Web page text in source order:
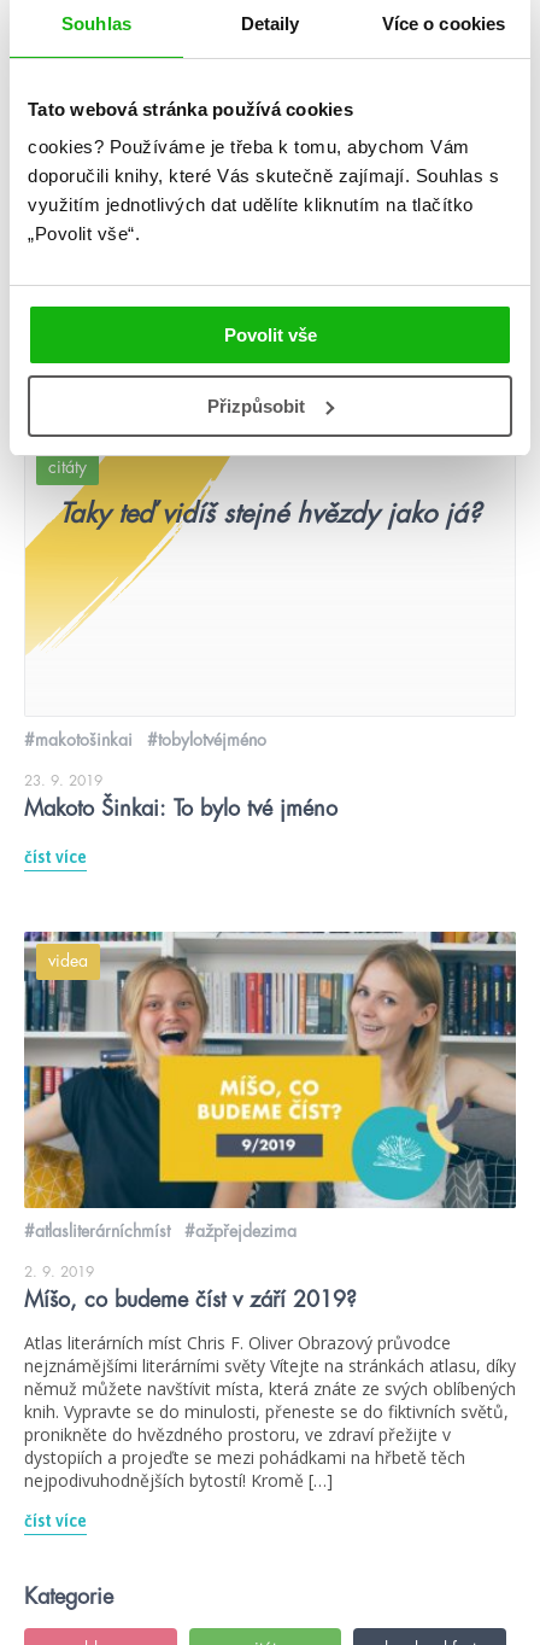
Souhlas Detaily Více o cookies
Tato webová stránka používá cookies
cookies? Používáme je třeba k tomu, abychom Vám
doporučili knihy, které Vás skutečně zajímají. Souhlas s
využitím jednotlivých dat udělíte kliknutím na tlačítko
„Povolit vše“.
Povolit vše
Přizpůsobit
4. 11. 2019
Míšo, co budeme číst v listopadu 2019?
Karel Kovy Kovář: iPohádka Karel Kovář Novodobá pohádka z
pera známého youtubera Kovyho Co se stane, když se
pohádku. Král Bořivoj III. Připojený a jeho choť […]
číst více
citáty
Taky teď vidíš stejné hvězdy jako já?
#makotošinkai #tobylotvéjméno
23. 9. 2019
Makoto Šinkai: To bylo tvé jméno
číst více
videa
#atlasliterárníchmíst #ažpřejdezima
2. 9. 2019
Míšo, co budeme číst v září 2019?
Atlas literárních míst Chris F. Oliver Obrazový průvodce
nejznámějšími literárními světy Vítejte na stránkách atlasu, díky
němuž můžete navštívit místa, která znáte ze svých oblíbených
knih. Vypravte se do minulosti, přeneste se do fiktivních světů,
pronikněte do hvězdného prostoru, ve zdraví přežijte v
dystopiích a projeďte se mezi pohádkami na hřbetě těch
nejpodivuhodnějších bytostí! Kromě […]
číst více
Kategorie